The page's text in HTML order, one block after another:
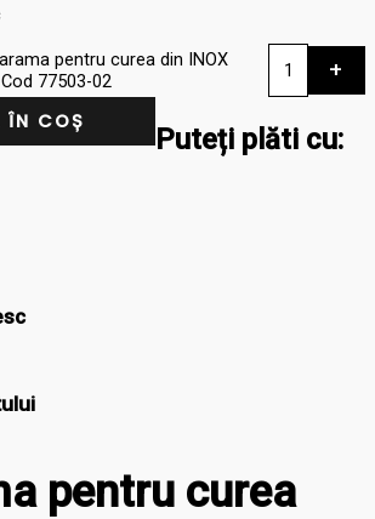
pentru curea din INOX
77503-02
+
ÎN COȘ
Puteți plăti cu:
pentru curea